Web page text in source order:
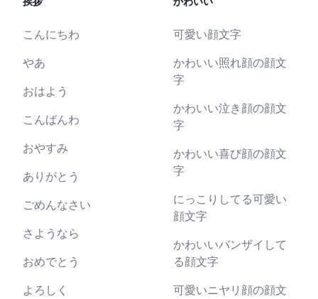
こんにちわ
やあ
おはよう
こんばんわ
おやすみ
ありがとう
ごめんなさい
さようなら
おめでとう
よろしく
可愛い顔文字
かわいい照れ顔の顔文
字
かわいい泣き顔の顔文
字
かわいい喜び顔の顔文
字
にっこりしてる可愛い
顔文字
かわいいバンザイして
る顔文字
可愛いニヤリ顔の顔文